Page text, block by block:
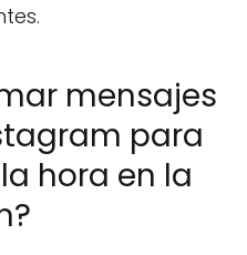
mensajes
para
hora en la